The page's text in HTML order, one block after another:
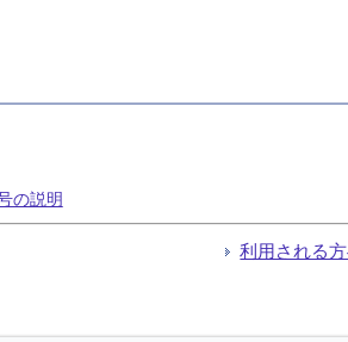
の説明
利用される